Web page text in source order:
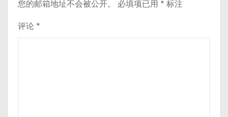
您的邮箱地址不会被公开。 必填项已用 * 标注
评论 *